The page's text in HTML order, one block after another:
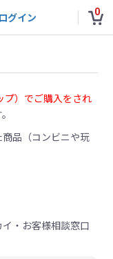
ログイン 0
プ）でご購入をされ
品（コンビニや玩
・お客様相談窓口